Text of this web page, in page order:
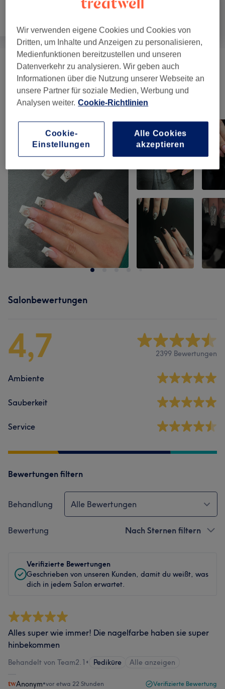
HEAD SPA - MASSAGE (8) ab 45 €
Unsere Arbeit
Salonbewertungen
4,7 2399 Bewertungen
Ambiente
Sauberkeit
Service
Bewertungen filtern
Behandlung Alle Bewertungen
Bewertung Nach Sternen filtern
Verifizierte Bewertungen
Geschrieben von unseren Kunden, damit du weißt, was
dich in jedem Salon erwartet.
Alles super wie immer! Die nagelfarbe haben sie super
hinbekommen
Behandelt von Team2.1 • Pediküre Alle anzeigen
Anonym•vor etwa 22 Stunden Verifizierte Bewertung
Wir verwenden eigene Cookies und Cookies von
Dritten, um Inhalte und Anzeigen zu personalisieren,
Medienfunktionen bereitzustellen und unseren
Datenverkehr zu analysieren. Wir geben auch
Informationen über die Nutzung unserer Webseite an
unsere Partner für soziale Medien, Werbung und
Analysen weiter. Cookie-Richtlinien
Cookie-
Einstellungen
Alle Cookies
akzeptieren